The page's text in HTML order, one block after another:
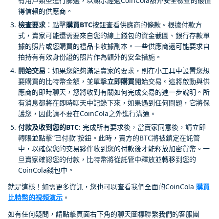
得信賴的供應商。
檢查要求：點擊購買BTC按鈕查看供應商的條款。根據付款方
式，賣家可能還需要來自您的線上錢包的資金截圖、銀行存款單
據的照片或您購買的禮品卡收據副本。一些供應商還可能要求自
拍持有有效身份證的照片作為額外的安全措施。
開始交易 ：如果您能夠滿足賣家的要求，則在小工具中設置您想
要購買的比特幣金額，並單擊立即購買開始交易。這將啟動與供
應商的即時聊天，您將收到有關如何完成交易的進一步說明。所
有消息都將在即時聊天中記錄下來，如果遇到任何問題，它將保
護您，因此請不要在CoinCola之外進行溝通。
付款及收到您的BTC: 完成所有要求後，當賣家同意後，請立即
轉賬並點擊“已付款”按鈕。此時，賣方的BTC將被鎖定在託管
中，以確保您的交易夥伴收到您的付款後才能釋放加密貨幣。一
旦賣家確認您的付款，比特幣將從託管中釋放並轉移到您的
CoinCola錢包中。
就是這樣！如需更多資訊，您也可以查看我們全面的CoinCola 購買
比特幣的視頻演示 。
如有任何疑問，請點擊頁面右下角的聊天圖標聯繫我們的客服團